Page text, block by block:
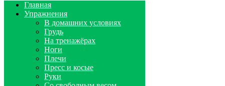
Главная
Упражнения
В домашних условиях
Грудь
На тренажёрах
Ноги
Плечи
Пресс и косые
Руки